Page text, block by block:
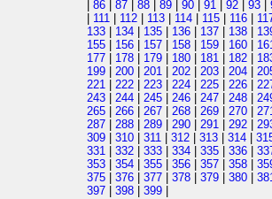
86 87 88 89 90 91 92 93
111 112 113 114 115 116
133
134 135 136 137 138
155
156 157 158 159 160
177
178 179 180 181 182
199
200 201 202 203 204
221
222 223 224 225 226
243
244 245 246 247 248
265
266 267 268 269 270
287
288 289 290 291 292
309
310 311 312 313 314
331
332 333 334 335 336
353
354 355 356 357 358
375
376 377 378 379 380
397
398 399